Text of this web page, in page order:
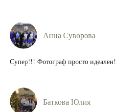
Анна Суворова
Супер!!! Фотограф просто идеален!
Баткова Юлия